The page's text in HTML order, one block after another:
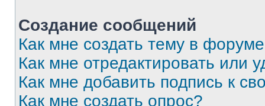
Создание сообщений
Как мне создать тему в
Как мне отредактировать или
Как мне добавить подпись к
Как мне создать опрос?